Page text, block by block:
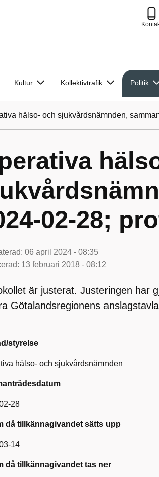
Kultur Kollektivtrafik Politik
hälso- och sjukvårdsnämnden,
02-28;
06 april 2024 - 08:35
13 februari 2018 - 08:12
är justerat. Justeringen har
Götalandsregionens
styrelse
hälso- och sjukvårdsnämnden
28
då tillkännagivandet sätts upp
14
då tillkännagivandet tas ner